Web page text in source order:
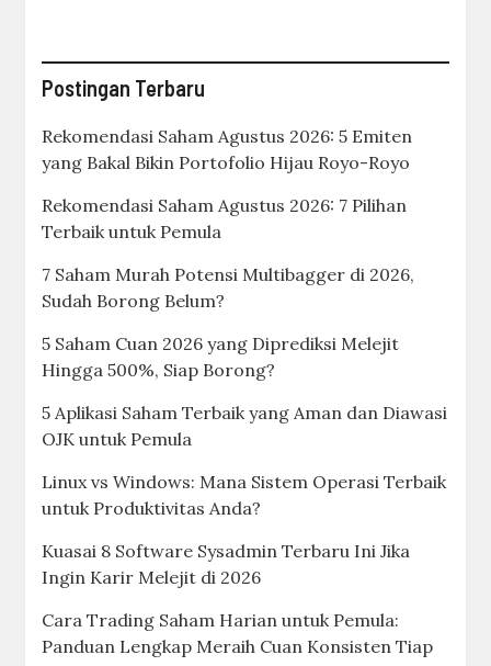
Postingan Terbaru
Rekomendasi Saham Agustus 2026: 5 Emiten
yang Bakal Bikin Portofolio Hijau Royo-Royo
Rekomendasi Saham Agustus 2026: 7 Pilihan
Terbaik untuk Pemula
7 Saham Murah Potensi Multibagger di 2026,
Sudah Borong Belum?
5 Saham Cuan 2026 yang Diprediksi Melejit
Hingga 500%, Siap Borong?
5 Aplikasi Saham Terbaik yang Aman dan Diawasi
OJK untuk Pemula
Linux vs Windows: Mana Sistem Operasi Terbaik
untuk Produktivitas Anda?
Kuasai 8 Software Sysadmin Terbaru Ini Jika
Ingin Karir Melejit di 2026
Cara Trading Saham Harian untuk Pemula:
Panduan Lengkap Meraih Cuan Konsisten Tiap